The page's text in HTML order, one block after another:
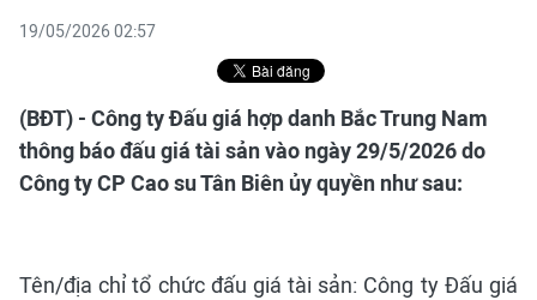
19/05/2026 02:57
(BĐT) - Công ty Đấu giá hợp danh Bắc Trung Nam
thông báo đấu giá tài sản vào ngày 29/5/2026 do
Công ty CP Cao su Tân Biên ủy quyền như sau:
Tên/địa chỉ tổ chức đấu giá tài sản: Công ty Đấu giá